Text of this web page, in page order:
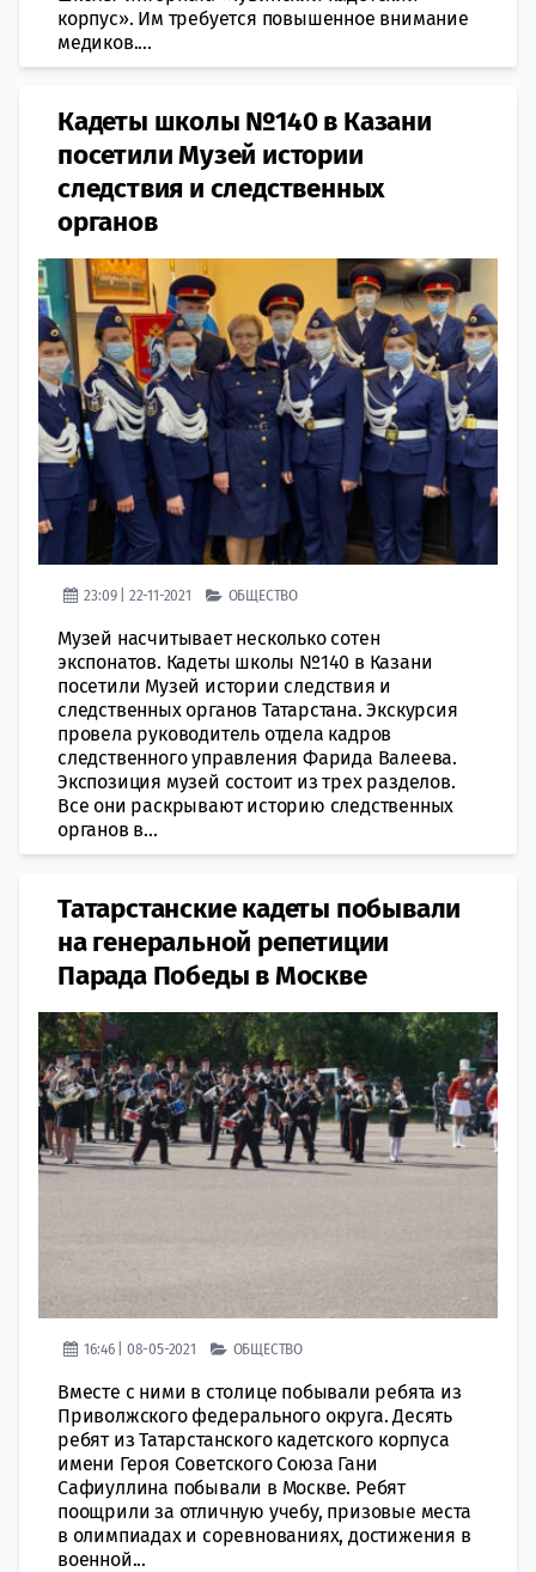
корпус». Им требуется повышенное внимание
медиков....
Кадеты школы №140 в Казани
посетили Музей истории
следствия и следственных
органов
23:09 | 22-11-2021 ОБЩЕСТВО
Музей насчитывает несколько сотен
экспонатов. Кадеты школы №140 в Казани
посетили Музей истории следствия и
следственных органов Татарстана. Экскурсия
провела руководитель отдела кадров
следственного управления Фарида Валеева.
Экспозиция музей состоит из трех разделов.
Все они раскрывают историю следственных
органов в...
Татарстанские кадеты побывали
на генеральной репетиции
Парада Победы в Москве
16:46 | 08-05-2021 ОБЩЕСТВО
Вместе с ними в столице побывали ребята из
Приволжского федерального округа. Десять
ребят из Татарстанского кадетского корпуса
имени Героя Советского Союза Гани
Сафиуллина побывали в Москве. Ребят
поощрили за отличную учебу, призовые места
в олимпиадах и соревнованиях, достижения в
военной...